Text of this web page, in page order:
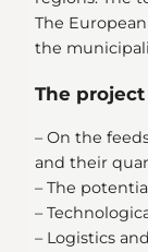
The
the
The
– On the
and their
– The
–
– Logistics